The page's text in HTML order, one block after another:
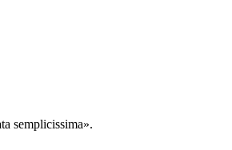
semplicissima».